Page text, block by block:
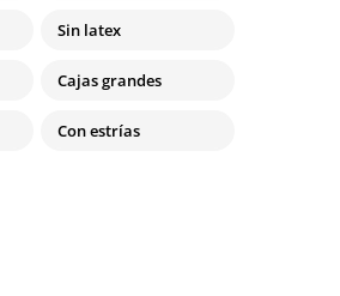
Sin latex
Cajas grandes
Con estrías